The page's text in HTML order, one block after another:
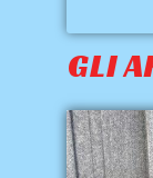
GLI